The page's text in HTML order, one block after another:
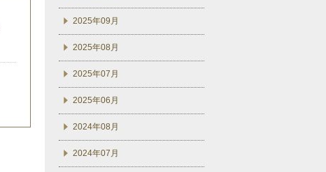
2025年09月
2025年08月
2025年07月
2025年06月
2024年08月
2024年07月